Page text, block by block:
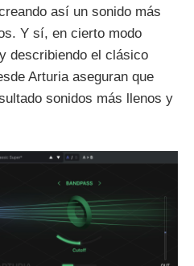
así un sonido más
Y sí, en cierto modo
describiendo el clásico
Arturia aseguran que
sonidos más llenos y